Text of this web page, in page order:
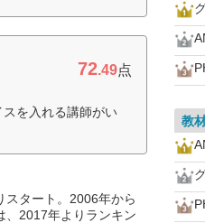
72.49点
を入れる講師がい
スタート。2006年から
、2017年よりランキン
教